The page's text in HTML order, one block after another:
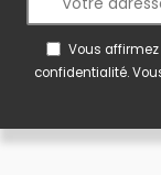
Vous
confidentialité.